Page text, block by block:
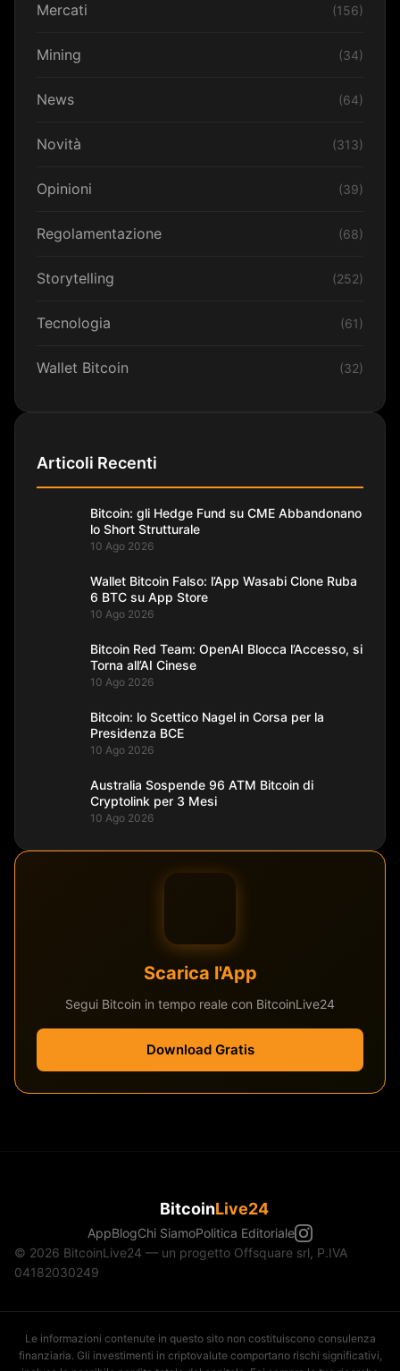
Mercati (156)
Mining (34)
News (64)
Novità (313)
Opinioni (39)
Regolamentazione (68)
Storytelling (252)
Tecnologia (61)
Wallet Bitcoin (32)
Articoli Recenti
Bitcoin: gli Hedge Fund su CME Abbandonano
lo Short Strutturale
10 Ago 2026
Wallet Bitcoin Falso: l’App Wasabi Clone Ruba
6 BTC su App Store
10 Ago 2026
Bitcoin Red Team: OpenAI Blocca l’Accesso, si
Torna all’AI Cinese
10 Ago 2026
Bitcoin: lo Scettico Nagel in Corsa per la
Presidenza BCE
10 Ago 2026
Australia Sospende 96 ATM Bitcoin di
Cryptolink per 3 Mesi
10 Ago 2026
Scarica l'App
Segui Bitcoin in tempo reale con BitcoinLive24
Download Gratis
BitcoinLive24
AppBlogChi SiamoPolitica Editoriale
© 2026 BitcoinLive24 — un progetto Offsquare srl, P.IVA
04182030249
Le informazioni contenute in questo sito non costituiscono consulenza
finanziaria. Gli investimenti in criptovalute comportano rischi significativi,